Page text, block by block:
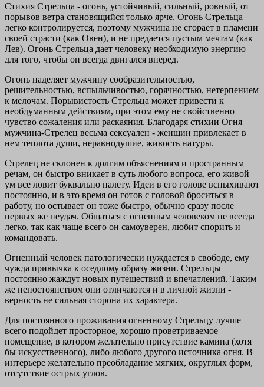
Стихия Стрельца - огонь, устойчивый, сильный, ровный, от
порывов ветра становящийся только ярче. Огонь Стрельца
легко контролируется, поэтому мужчина не сгорает в пламени
своей страсти (как Овен), и не предается пустым мечтам (как
Лев). Огонь Стрельца дает человеку необходимую энергию
для того, чтобы он всегда двигался вперед.
Огонь наделяет мужчину сообразительностью,
решительностью, вспыльчивостью, горячностью, нетерпением
к мелочам. Порывистость Стрельца может привести к
необдуманным действиям, при этом ему не свойственно
чувство сожаления или раскаяния. Благодаря стихии Огня
мужчина-Стрелец весьма сексуален - женщин привлекает в
нем теплота души, неравнодушие, живость натуры.
Стрелец не склонен к долгим объяснениям и пространным
речам, он быстро вникает в суть любого вопроса, его живой
ум все ловит буквально налету. Идеи в его голове вспыхивают
постоянно, и в это время он готов с головой броситься в
работу, но остывает он тоже быстро, обычно сразу после
первых же неудач. Общаться с огненным человеком не всегда
легко, так как чаще всего он самоуверен, любит спорить и
командовать.
Огненный человек патологически нуждается в свободе, ему
чужда привычка к оседлому образу жизни. Стрельцы
постоянно жаждут новых путешествий и впечатлений. Таким
же непостоянством они отличаются и в личной жизни -
верность не сильная сторона их характера.
Для постоянного проживания огненному Стрельцу лучше
всего подойдет просторное, хорошо проветриваемое
помещение, в котором желательно присутствие камина (хотя
бы искусственного), либо любого другого источника огня. В
интерьере желательно преобладание мягких, округлых форм,
отсутствие острых углов.